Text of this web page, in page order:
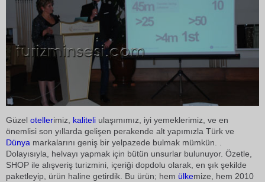
Güzel otellerimiz, kaliteli ulaşımımız, iyi yemeklerimiz, ve en
önemlisi son yıllarda gelişen perakende alt yapımızla Türk ve
Dünya markalarını geniş bir yelpazede bulmak mümkün. .
Dolayısıyla, helvayı yapmak için bütün unsurlar bulunuyor. Özetle,
SHOP ile alışveriş turizmini, içeriği dopdolu olarak, en şık şekilde
paketleyip, ürün haline getirdik. Bu ürün; hem ülkemize, hem 2010